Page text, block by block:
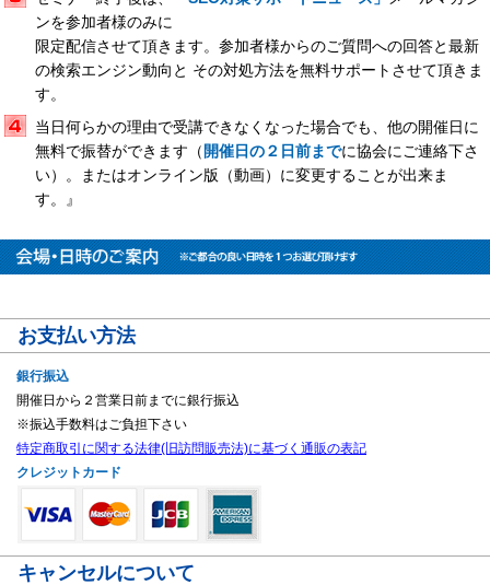
ンを参加者様のみに
限定配信させて頂きます。参加者様からのご質問への回答と最新
の検索エンジン動向と その対処方法を無料サポートさせて頂きま
す。
当日何らかの理由で受講できなくなった場合でも、他の開催日に
無料で振替ができます（開催日の２日前までに協会にご連絡下さ
い）。またはオンライン版（動画）に変更することが出来ま
す。』
お支払い方法
銀行振込
開催日から２営業日前までに銀行振込
※振込手数料はご負担下さい
特定商取引に関する法律(旧訪問販売法)に基づく通販の表記
クレジットカード
キャンセルについて